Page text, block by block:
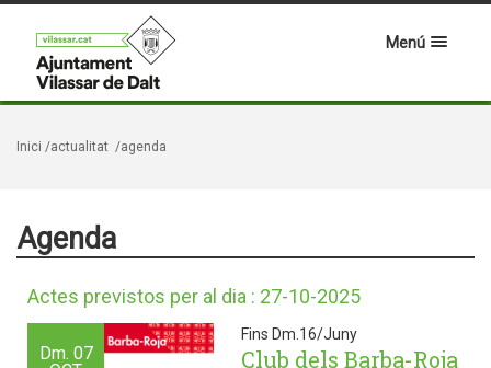
Menú
Inici /actualitat /agenda
Agenda
Actes previstos per al dia : 27-10-2025
Dm. 07
Fins Dm.16/Juny
Club dels Barba-Roja